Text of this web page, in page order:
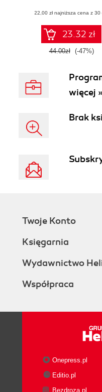
(22,00 zł najniższa cena z 30
23.32 zł
44.00zł (-47%)
więcej
Brak
Twoje Konto
Księgarnia
Wydawnictwo
Współpraca
Onepress.pl
Editio.pl
Bezdroza.pl